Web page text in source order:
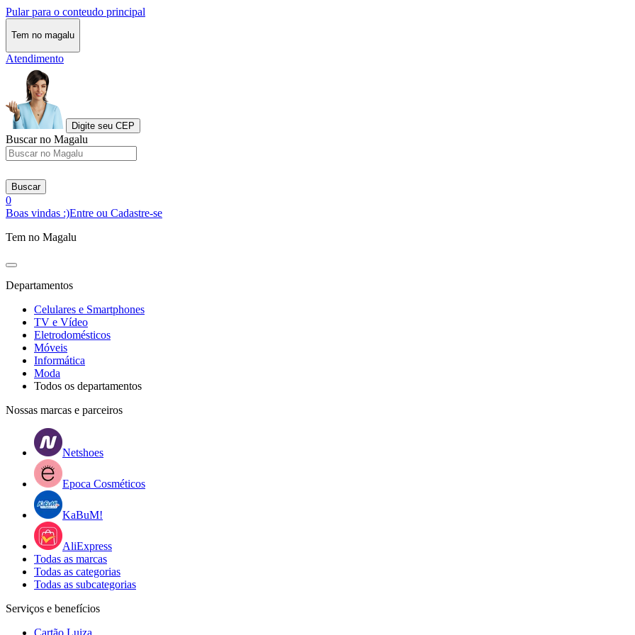
Pular para o conteudo principal
Tem no magalu
Atendimento
Digite seu CEP
Buscar no Magalu
Buscar
0
Boas vindas :)Entre ou Cadastre-se
Tem no Magalu
Departamentos
Celulares e Smartphones
TV e Vídeo
Eletrodomésticos
Móveis
Informática
Moda
Todos os departamentos
Nossas marcas e parceiros
Netshoes
Epoca Cosméticos
KaBuM!
AliExpress
Todas as marcas
Todas as categorias
Todas as subcategorias
Serviços e benefícios
Cartão Luiza